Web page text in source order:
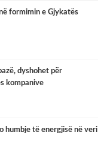
formimin e Gjykatës
dyshohet për
kompanive
humbje të energjisë në veri